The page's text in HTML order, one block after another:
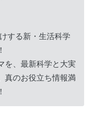
する新・生活科学
を、最新科学と大実
真のお役立ち情報満